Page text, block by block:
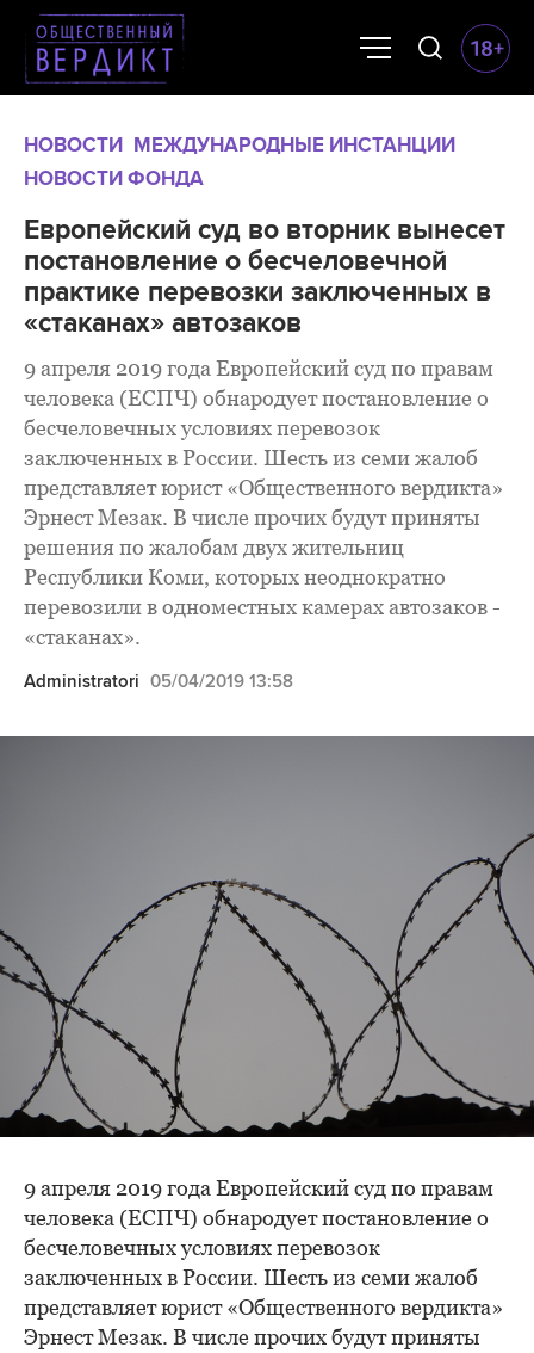
НОВОСТИ МЕЖДУНАРОДНЫЕ ИНСТАНЦИИ
НОВОСТИ ФОНДА
Европейский суд во вторник вынесет
постановление о бесчеловечной
практике перевозки заключенных в
«стаканах» автозаков
Administratori 05/04/2019 13:58
9 апреля 2019 года Европейский суд по правам
человека (ЕСПЧ) обнародует постановление о
бесчеловечных условиях перевозок
заключенных в России. Шесть из семи жалоб
представляет юрист «Общественного вердикта»
Эрнест Мезак. В числе прочих будут приняты
решения по жалобам двух жительниц
Республики Коми, которых неоднократно
перевозили в одноместных камерах автозаков -
«стаканах».
9 апреля 2019 года Европейский суд по правам
человека (ЕСПЧ) обнародует постановление о
бесчеловечных условиях перевозок
заключенных в России. Шесть из семи жалоб
представляет юрист «Общественного вердикта»
Эрнест Мезак. В числе прочих будут приняты